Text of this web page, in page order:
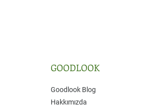
GOODLOOK
Goodlook Blog
Hakkımızda